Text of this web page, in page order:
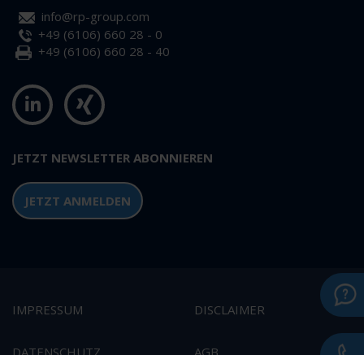
info@rp-group.com
+49 (6106) 660 28 - 0
+49 (6106) 660 28 - 40
JETZT NEWSLETTER ABONNIEREN
JETZT ANMELDEN
IMPRESSUM DISCLAIMER
DATENSCHUTZ AGB